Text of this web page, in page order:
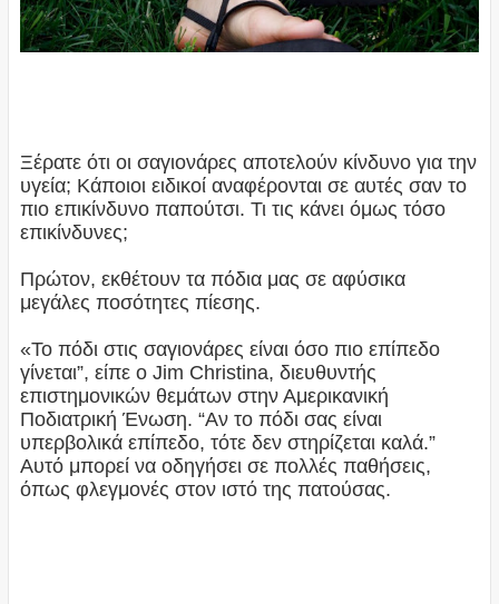
Ξέρατε ότι οι σαγιονάρες αποτελούν κίνδυνο για την
υγεία; Κάποιοι ειδικοί αναφέρονται σε αυτές σαν το
πιο επικίνδυνο παπούτσι. Τι τις κάνει όμως τόσο
επικίνδυνες;
Πρώτον, εκθέτουν τα πόδια μας σε αφύσικα
μεγάλες ποσότητες πίεσης.
«Το πόδι στις σαγιονάρες είναι όσο πιο επίπεδο
γίνεται”, είπε ο Jim Christina, διευθυντής
επιστημονικών θεμάτων στην Αμερικανική
Ποδιατρική Ένωση. “Αν το πόδι σας είναι
υπερβολικά επίπεδο, τότε δεν στηρίζεται καλά.”
Αυτό μπορεί να οδηγήσει σε πολλές παθήσεις,
όπως φλεγμονές στον ιστό της πατούσας.